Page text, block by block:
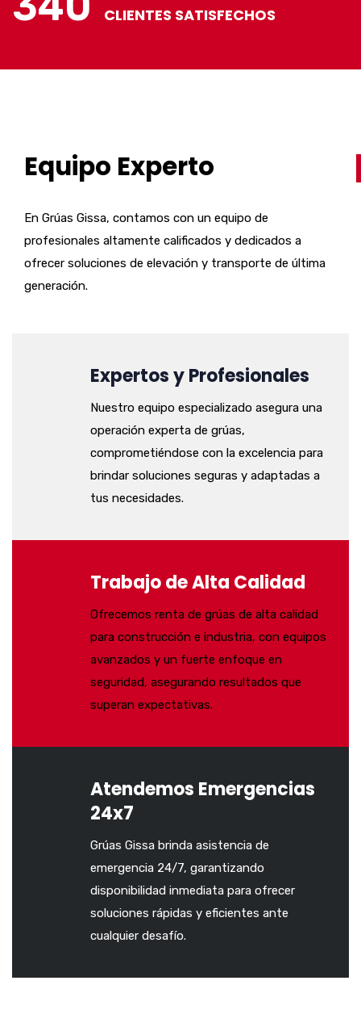
CLIENTES SATISFECHOS
Equipo Experto
En Grúas Gissa, contamos con un equipo de
profesionales altamente calificados y dedicados a
ofrecer soluciones de elevación y transporte de última
generación.
Expertos y Profesionales
Nuestro equipo especializado asegura una
operación experta de grúas,
comprometiéndose con la excelencia para
brindar soluciones seguras y adaptadas a
tus necesidades.
Trabajo de Alta Calidad
Ofrecemos renta de grúas de alta calidad
para construcción e industria, con equipos
avanzados y un fuerte enfoque en
seguridad, asegurando resultados que
superan expectativas.
Atendemos Emergencias
24x7
Grúas Gissa brinda asistencia de
emergencia 24/7, garantizando
disponibilidad inmediata para ofrecer
soluciones rápidas y eficientes ante
cualquier desafío.